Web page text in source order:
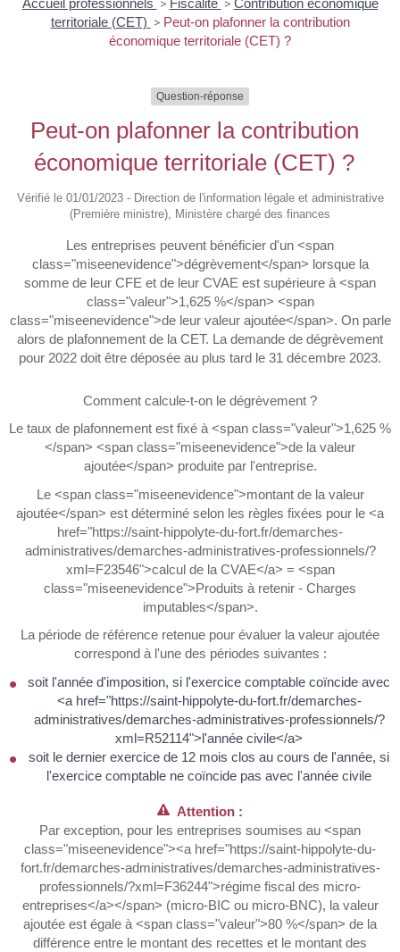
Accueil professionnels > Fiscalité > Contribution économique
territoriale (CET) > Peut-on plafonner la contribution
économique territoriale (CET) ?
Question-réponse
Peut-on plafonner la contribution
économique territoriale (CET) ?
Vérifié le 01/01/2023 - Direction de l'information légale et administrative
(Première ministre), Ministère chargé des finances
Les entreprises peuvent bénéficier d'un <span
class="miseenevidence">dégrèvement</span> lorsque la
somme de leur CFE et de leur CVAE est supérieure à <span
class="valeur">1,625 %</span> <span
class="miseenevidence">de leur valeur ajoutée</span>. On parle
alors de plafonnement de la CET. La demande de dégrèvement
pour 2022 doit être déposée au plus tard le 31 décembre 2023.
Comment calcule-t-on le dégrèvement ?
Le taux de plafonnement est fixé à <span class="valeur">1,625 %
</span> <span class="miseenevidence">de la valeur
ajoutée</span> produite par l'entreprise.
Le <span class="miseenevidence">montant de la valeur
ajoutée</span> est déterminé selon les règles fixées pour le <a
href="https://saint-hippolyte-du-fort.fr/demarches-
administratives/demarches-administratives-professionnels/?
xml=F23546">calcul de la CVAE</a> = <span
class="miseenevidence">Produits à retenir - Charges
imputables</span>.
La période de référence retenue pour évaluer la valeur ajoutée
correspond à l'une des périodes suivantes :
soit l'année d'imposition, si l'exercice comptable coïncide avec
<a href="https://saint-hippolyte-du-fort.fr/demarches-
administratives/demarches-administratives-professionnels/?
xml=R52114">l'année civile</a>
soit le dernier exercice de 12 mois clos au cours de l'année, si
l'exercice comptable ne coïncide pas avec l'année civile
Attention :
Par exception, pour les entreprises soumises au <span
class="miseenevidence"><a href="https://saint-hippolyte-du-
fort.fr/demarches-administratives/demarches-administratives-
professionnels/?xml=F36244">régime fiscal des micro-
entreprises</a></span> (micro-BIC ou micro-BNC), la valeur
ajoutée est égale à <span class="valeur">80 %</span> de la
différence entre le montant des recettes et le montant des